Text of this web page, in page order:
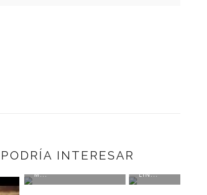
INTERESAR
MEJORES
RAPHAEL SAADIQ:
LIN...